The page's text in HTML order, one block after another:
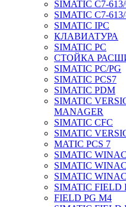
SIMATIC C7-
SIMATIC C7-
SIMATIC IPC
КЛАВИАТУРА
SIMATIC PC
СТОЙКА
SIMATIC PC/PG
SIMATIC PCS7
SIMATIC PDM
SIMATIC
MANAGER
SIMATIC CFC
SIMATIC
MATIC PCS 7
SIMATIC
SIMATIC
SIMATIC
SIMATIC FIELD
FIELD PG M4